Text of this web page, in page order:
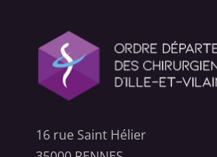
16 rue Saint Hélier